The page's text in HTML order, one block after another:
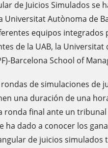
de Juicios Simulados se
Universitat Autònoma de
equipos integrados
de la UAB, la Universitat
Barcelona School of
de simulaciones de
una duración de una
ronda final ante un
ha dado a conocer los
de juicios simulados